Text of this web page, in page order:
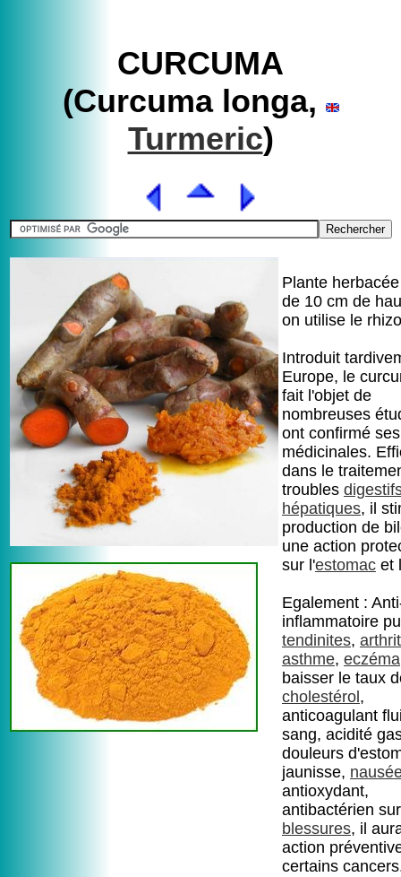
CURCUMA
(Curcuma longa,
Turmeric)
Plante
de 10 cm de
on utilise le
Introduit
Europe, le
fait l'objet de
nombreuses
ont confirmé
médicinales.
dans le
troubles
hépatiques, il
production de
une action
sur l'estomac et
Egalement :
inflammatoire
tendinites,
asthme, eczéma
baisser le taux
cholestérol ,
anticoagulant
sang, acidité
douleurs
jaunisse,
antioxydant,
antibactérien
blessures, il
action
certains